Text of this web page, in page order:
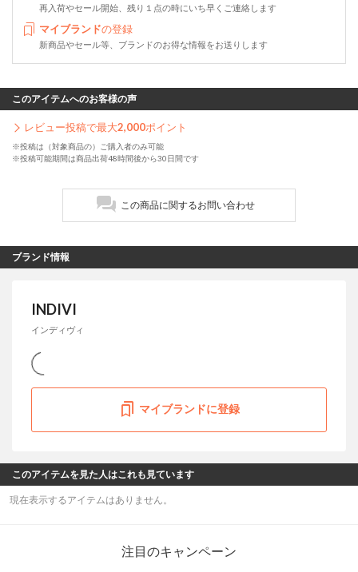
再入荷やセール開始、残り１点の時にいち早くご連絡します
マイブランドの登録
新商品やセール等、ブランドのお得な情報をお送りします
このアイテムへのお客様の声
レビュー投稿で最大2,000ポイント
※投稿は（対象商品の）ご購入者のみ可能
※投稿可能期間は商品出荷48時間後から30日間です
この商品に関するお問い合わせ
ブランド情報
INDIVI
インディヴィ
マイブランドに登録
このアイテムを見た人はこれも見ています
現在表示するアイテムはありません。
注目のキャンペーン